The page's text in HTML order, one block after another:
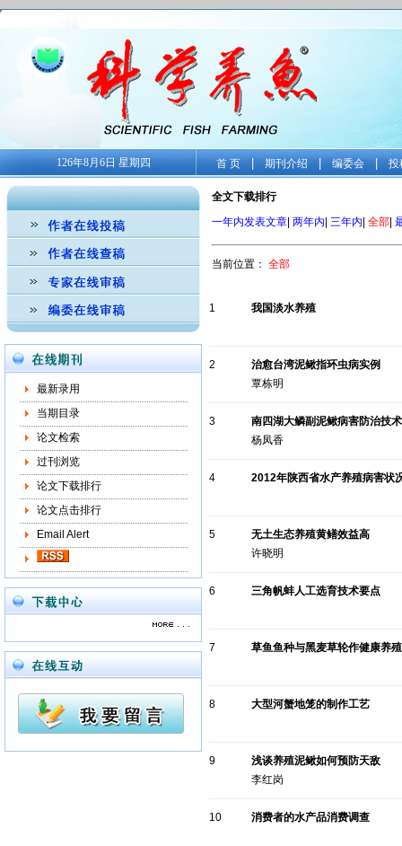
126年8月6日 星期四 首 页| 期刊介绍 编委会 投
最新录用
当期目录
论文检索
过刊浏览
论文下载排行
论文点击排行
Email Alert
全文下载排行
一年内发表文章 两年内 三年内 全部
当前位置： 全部
1 我国淡水养殖
2
治愈台湾泥鳅指环虫病实例
覃栋明
3
南四湖大鳞副泥鳅病害防治技术
杨凤香
4 2012年陕西省水产养殖病害状
5
无土生态养殖黄鳝效益高
许晓明
6 三角帆蚌人工选育技术要点
7 草鱼鱼种与黑麦草轮作健康养
8 大型河蟹地笼的制作工艺
9
浅谈养殖泥鳅如何预防天敌
李红岗
10 消费者的水产品消费调查